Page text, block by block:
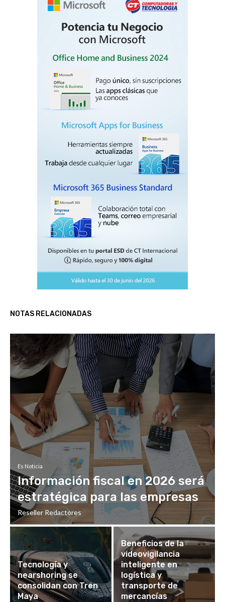
NOTAS RELACIONADAS
Es Noticia
Información fiscal en 2026 será
estratégica para las empresas
Reseller Redactores
Tecnología y
nearshoring se
consolidan con Tren
Maya
Beneficios de la
videovigilancia
inteligente en
logística y
transporte de
mercancías